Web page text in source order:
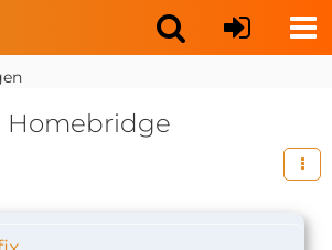
Homebridge